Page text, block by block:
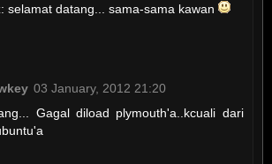
selamat datang... sama-sama kawan
03 January, 2012 21:20
Gagal diload plymouth'a..kcuali dari